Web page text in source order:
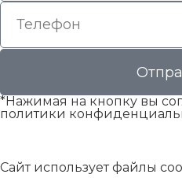
*Нажимая на кнопку вы
политики
Сайт использует файлы